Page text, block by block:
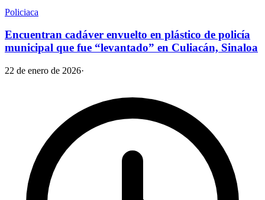
Policiaca
Encuentran cadáver envuelto en plástico de policía
municipal que fue “levantado” en Culiacán, Sinaloa
22 de enero de 2026·